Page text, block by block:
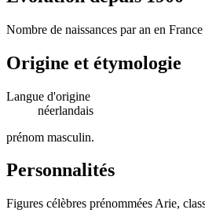
Nombre de naissances par an en
Origine et étymologie
Langue d'origine
néerlandais
prénom masculin.
Personnalités
Figures célèbres prénommées Arie,